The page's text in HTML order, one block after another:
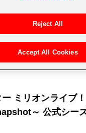
電子書籍
シリーズ
アイドルマスター シリーズ>アイ
ミリオンライブ
～ 公式シー
Reject All
Accept All Cookies